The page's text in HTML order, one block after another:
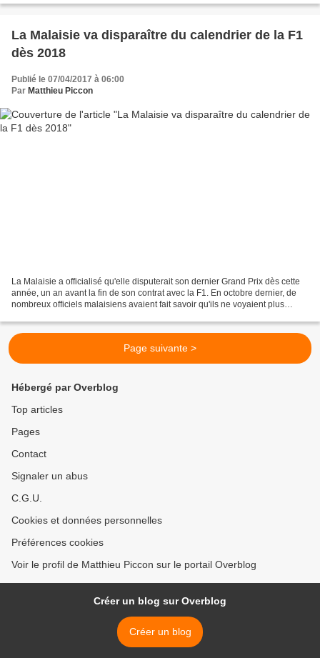
La Malaisie va disparaître du calendrier de la F1
dès 2018
Publié le 07/04/2017 à 06:00
Par Matthieu Piccon
La Malaisie a officialisé qu'elle disputerait son dernier Grand Prix dès cette
année, un an avant la fin de son contrat avec la F1. En octobre dernier, de
nombreux officiels malaisiens avaient fait savoir qu'ils ne voyaient plus
Page suivante >
Hébergé par Overblog
Top articles
Pages
Contact
Signaler un abus
C.G.U.
Cookies et données personnelles
Préférences cookies
Voir le profil de Matthieu Piccon sur le portail Overblog
Créer un blog sur Overblog
Créer un blog